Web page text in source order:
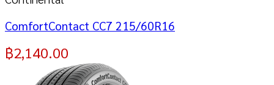
ComfortContact CC7 215/60R16
฿2,140.00